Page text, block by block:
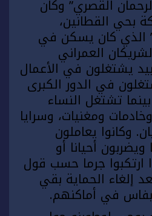
القصري” وكان
بحي القطانين،
الذي كان يسكن في
العمراني
يشتغلون في الأعمال
في الدور الكبرى
تشتغل النساء
ومغنيات، وسرايا
وكانوا يعاملون
أحيانا أو
ارتكبوا جرما حسب قول
إلغاء الحماية بقي
بفاس في أماكنهم.